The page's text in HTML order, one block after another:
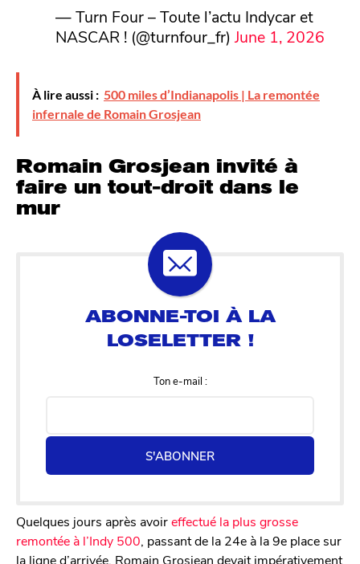
— Turn Four – Toute l’actu Indycar et
NASCAR ! (@turnfour_fr) June 1, 2026
À lire aussi : 500 miles d’Indianapolis | La remontée
infernale de Romain Grosjean
Romain Grosjean invité à
faire un tout-droit dans le
mur
Ton e-mail :
S'ABONNER
Quelques jours après avoireffectué la plus grosse
remontée à l’Indy 500 , passant de la 24e à la 9e place sur
la ligne d’arrivée, Romain Grosjean devait impérativement